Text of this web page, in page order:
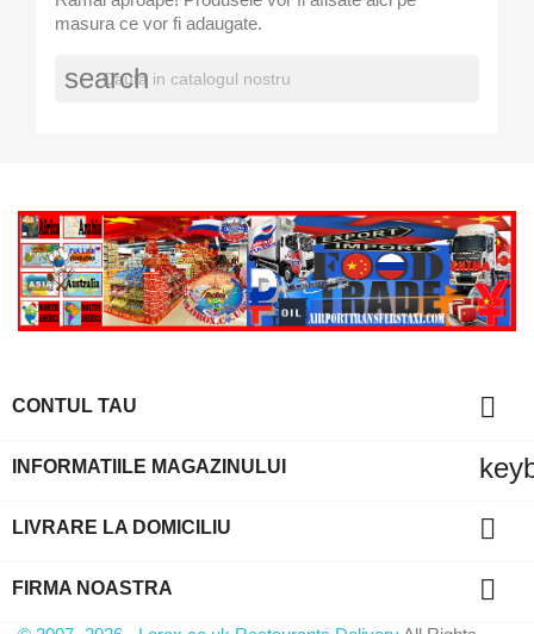
masura ce vor fi adaugate.
search
CONTUL TAU 
INFORMATIILE MAGAZINULUI
LIVRARE LA DOMICILIU 
FIRMA NOASTRA 